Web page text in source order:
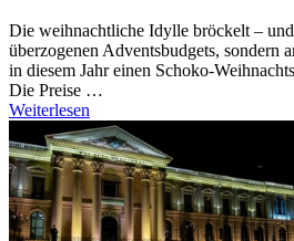
Die weihnachtliche Idylle bröckelt –
überzogenen Adventsbudgets, sondern
in diesem Jahr einen Schoko-
Die Preise …
Weiterlesen